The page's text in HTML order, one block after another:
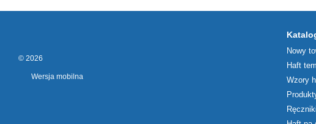
© 2026
Wersja mobilna
Nowy
Haft
Wzory